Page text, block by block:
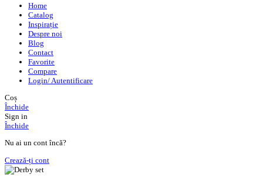
Home
Catalog
Inspirație
Despre noi
Blog
Contact
Favorite
Compare
Login/ Autentificare
Coș
Închide
Sign in
Închide
Nu ai un cont încă?
Crează-ți cont